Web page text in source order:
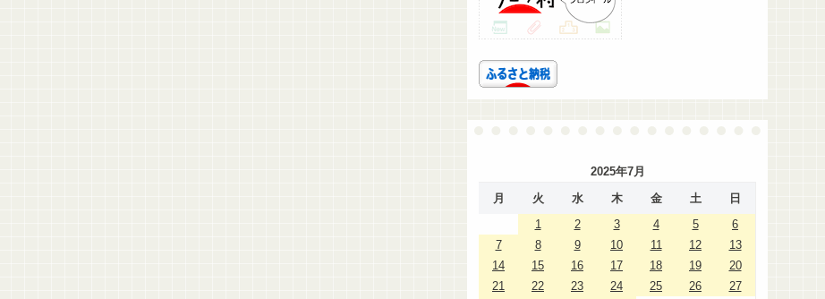
2025年7月
月
火 水 木 金 土
日
1
2 3 4 5
6
7
8 9 10 11 12
13
14
15 16 17 18 19
20
21
22 23 24 25 26
27